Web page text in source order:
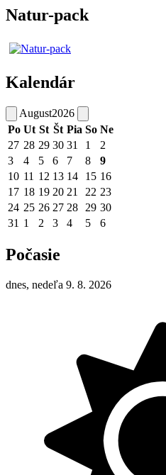
Natur-pack
Kalendár
August2026
Po Ut St Št Pia So Ne
27 28 29 30 31 1
2
3
4 5 6 7 8
9
10 11 12 13 14 15 16
17 18 19 20 21 22 23
24 25 26 27 28 29 30
31 1 2 3 4 5 6
Počasie
dnes, nedeľa 9. 8. 2026